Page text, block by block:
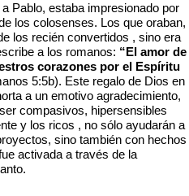
Pablo, estaba impresionado por
los colosenses. Los que oraban,
los recién convertidos , sino era
a los romanos: “El amor de
corazones por el Espíritu
5:5b). Este regalo de Dios en
a un emotivo agradecimiento,
compasivos, hipersensibles
y los ricos , no sólo ayudarán a
sino también con hechos
activada a través de la